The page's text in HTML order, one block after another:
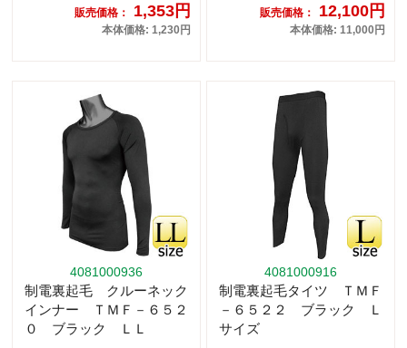
販売価格： 1,353円
本体価格: 1,230円
販売価格： 12,100円
本体価格: 11,000円
4081000936
制電裏起毛 クルーネック
インナー ＴＭＦ－６５２
０ ブラック ＬＬ
4081000916
制電裏起毛タイツ ＴＭＦ
－６５２２ ブラック Ｌ
サイズ